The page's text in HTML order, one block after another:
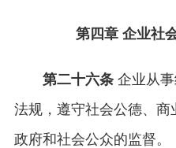
第四章 企业社
第二十六条企业从事
法规，遵守社会公德、
政府和社会公众的监督。